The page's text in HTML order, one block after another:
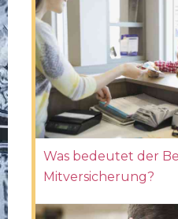
Was bedeutet der
Mitversicherung?